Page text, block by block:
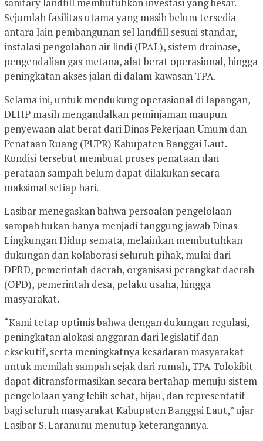
sanitary landfill membutuhkan investasi yang besar.
Sejumlah fasilitas utama yang masih belum tersedia
antara lain pembangunan sel landfill sesuai standar,
instalasi pengolahan air lindi (IPAL), sistem drainase,
pengendalian gas metana, alat berat operasional, hingga
peningkatan akses jalan di dalam kawasan TPA.
Selama ini, untuk mendukung operasional di lapangan,
DLHP masih mengandalkan peminjaman maupun
penyewaan alat berat dari Dinas Pekerjaan Umum dan
Penataan Ruang (PUPR) Kabupaten Banggai Laut.
Kondisi tersebut membuat proses penataan dan
perataan sampah belum dapat dilakukan secara
maksimal setiap hari.
Lasibar menegaskan bahwa persoalan pengelolaan
sampah bukan hanya menjadi tanggung jawab Dinas
Lingkungan Hidup semata, melainkan membutuhkan
dukungan dan kolaborasi seluruh pihak, mulai dari
DPRD, pemerintah daerah, organisasi perangkat daerah
(OPD), pemerintah desa, pelaku usaha, hingga
masyarakat.
“Kami tetap optimis bahwa dengan dukungan regulasi,
peningkatan alokasi anggaran dari legislatif dan
eksekutif, serta meningkatnya kesadaran masyarakat
untuk memilah sampah sejak dari rumah, TPA Tolokibit
dapat ditransformasikan secara bertahap menuju sistem
pengelolaan yang lebih sehat, hijau, dan representatif
bagi seluruh masyarakat Kabupaten Banggai Laut,” ujar
Lasibar S. Laranunu menutup keterangannya.